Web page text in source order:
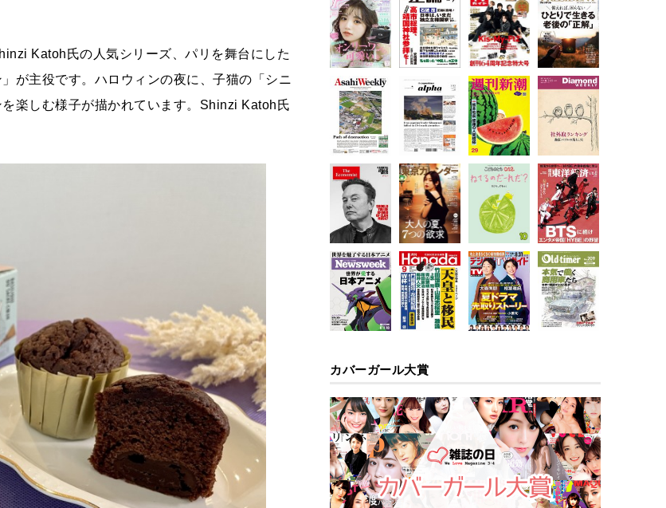
Katoh氏の人気シリーズ、パリを舞台にした
が主役です。ハロウィンの夜に、子猫の「シニ
楽しむ様子が描かれています。Shinzi Katoh氏
カバーガール大賞